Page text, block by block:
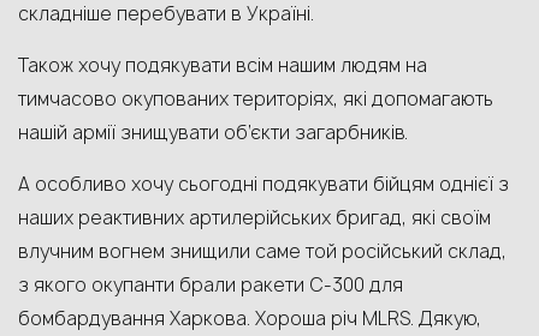
складніше перебувати в Україні.
Також хочу подякувати всім нашим людям на
тимчасово окупованих територіях, які допомагають
нашій армії знищувати об’єкти загарбників.
А особливо хочу сьогодні подякувати бійцям однієї з
наших реактивних артилерійських бригад, які своїм
влучним вогнем знищили саме той російський склад,
з якого окупанти брали ракети С-300 для
бомбардування Харкова. Хороша річ MLRS. Дякую,